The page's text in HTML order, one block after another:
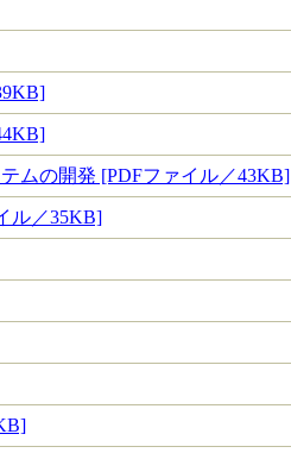
ムの開発 [PDFファイル／43KB]
ル／35KB]